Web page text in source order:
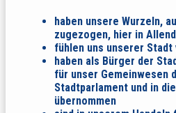
haben unsere Wurzeln,
zugezogen, hier in
fühlen uns unserer
haben als Bürger der
für unser Gemeinwesen
Stadtparlament und in
übernommen